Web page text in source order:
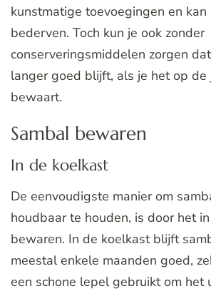
kunstmatige toevoegingen en
bederven. Toch kun je ook zonder
conserveringsmiddelen zorgen
langer goed blijft, als je het op de
bewaart.
Sambal bewaren
In de koelkast
De eenvoudigste manier om
houdbaar te houden, is door het
bewaren. In de koelkast blijft
meestal enkele maanden goed,
een schone lepel gebruikt om het